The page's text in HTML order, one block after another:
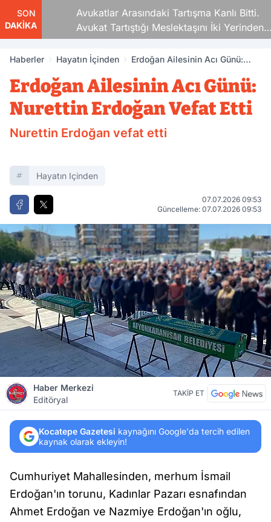
SON
DAKİKA
Avukatlar Arasındaki Tartışma Kanlı Bitti.
Avukat Tartıştığı Meslektaşını İki Yerinden
Vurdu
Haberler Hayatın İçinden
Erdoğan Ailesinin Acı Günü:
Erdoğan Ailesinin Acı Günü:
Nurettin Erdoğan Vefat Etti
Nurettin Erdoğan vefat etti
Hayatın Içinden
07.07.2026 09:53
Güncelleme: 07.07.2026 09:53
Haber Merkezi
Editöryal
TAKİP ET
Kocatepe Gazetesi kaynağını Google'da tercih edilen
kaynak olarak ekleyin!
Cumhuriyet Mahallesinden, merhum İsmail
Erdoğan'ın torunu, Kadınlar Pazarı esnafından
Ahmet Erdoğan ve Nazmiye Erdoğan'ın oğlu,